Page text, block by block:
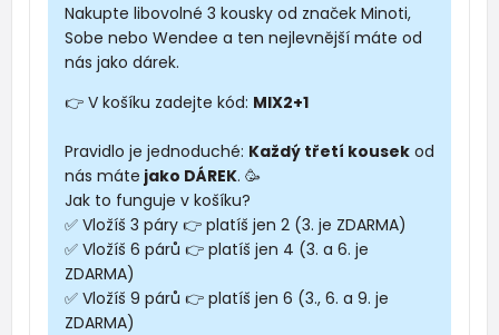
Nakupte libovolné 3 kousky od značek Minoti,
Sobe nebo Wendee a ten nejlevnější máte od
nás jako dárek.
👉 V košíku zadejte kód: MIX2+1
Pravidlo je jednoduché: Každý třetí kousek od
nás máte jako DÁREK. 🥳
Jak to funguje v košíku?
✅ Vložíš 3 páry 👉 platíš jen 2 (3. je ZDARMA)
✅ Vložíš 6 párů 👉 platíš jen 4 (3. a 6. je
ZDARMA)
✅ Vložíš 9 párů 👉 platíš jen 6 (3., 6. a 9. je
ZDARMA)